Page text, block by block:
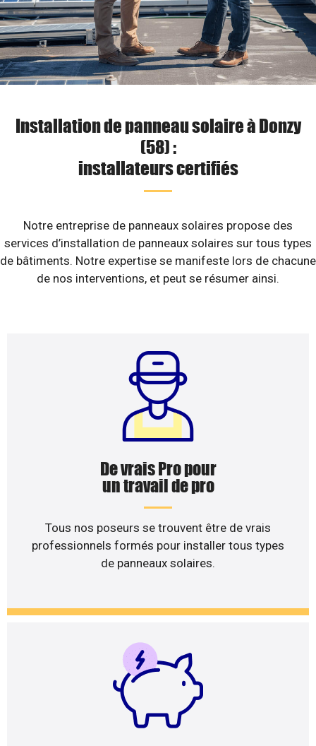
Installation de panneau solaire à Donzy
(58) :
installateurs certifiés
Notre entreprise de panneaux solaires propose des
services d’installation de panneaux solaires sur tous types
de bâtiments. Notre expertise se manifeste lors de chacune
de nos interventions, et peut se résumer ainsi.
De vrais Pro pour
un travail de pro
Tous nos poseurs se trouvent être de vrais
professionnels formés pour installer tous types
de panneaux solaires.